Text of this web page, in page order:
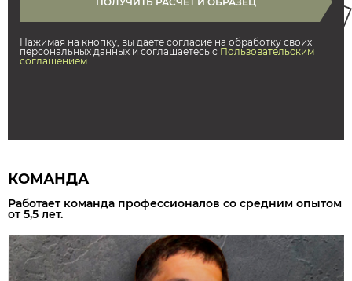
Нажимая на кнопку, вы даете согласие на обработку своих
персональных данных и соглашаетесь с Пользовательским
соглашением
КОМАНДА
Работает команда профессионалов со средним опытом
от 5,5 лет.